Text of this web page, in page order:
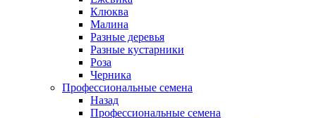
Клюква
Малина
Разные деревья
Разные кустарники
Роза
Черника
Профессиональные семена
Назад
Профессиональные семена